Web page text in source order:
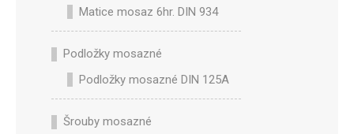
Matice mosaz 6hr. DIN 934
Podložky mosazné
Podložky mosazné DIN 125A
Šrouby mosazné